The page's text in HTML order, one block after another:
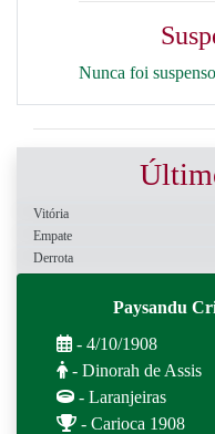
Nunca foi suspenso
Vitória
Empate
Derrota
Paysandu
- 4/10/1908
- Dinorah de Assis
- Laranjeiras
- Carioca 1908